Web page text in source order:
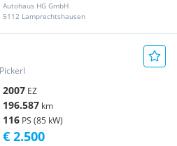
Autohaus HG GmbH
5112 Lamprechtshausen
2007 EZ
196.587 km
116 PS (85 kW)
€ 2.500